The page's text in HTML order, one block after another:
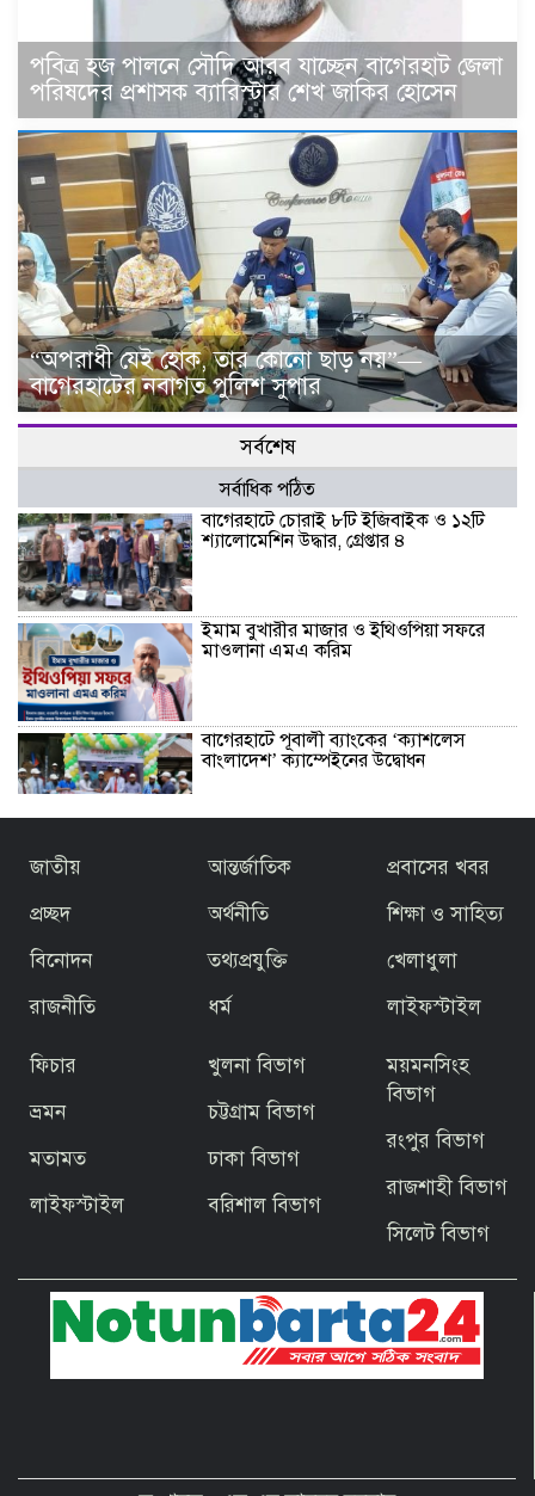
পবিত্র হজ পালনে সৌদি আরব যাচ্ছেন বাগেরহাট জেলা
পরিষদের প্রশাসক ব্যারিস্টার শেখ জাকির হোসেন
“অপরাধী যেই হোক, তার কোনো ছাড় নয়”—
বাগেরহাটের নবাগত পুলিশ সুপার
সর্বশেষ
সর্বাধিক পঠিত
বাগেরহাটে চোরাই ৮টি ইজিবাইক ও ১২টি
শ্যালোমেশিন উদ্ধার, গ্রেপ্তার ৪
ইমাম বুখারীর মাজার ও ইথিওপিয়া সফরে
মাওলানা এমএ করিম
বাগেরহাটে পূবালী ব্যাংকের ‘ক্যাশলেস
বাংলাদেশ’ ক্যাম্পেইনের উদ্বোধন
বাজেটকে সময়োপযোগী ও জনকল্যাণমুখী
আখ্যা দিলেন মাওলানা এম.এ. করিম ইবনে
তৃতীয় ধাপে ফ্যামিলি কার্ড বিতরণ কার্যক্রমের
উদ্বোধন প্রধানমন্ত্রীর
জিয়ার স্বাধীনতার ঘোষণার অভয়মন্ত্রে যুদ্ধে
বাগেরহাটের ফকিরহাটে শেষ মুহূর্তে ব্যস্ত সময়
পার করছেন কামারশিল্পীরা
দেশবাসীকে প্রধানমন্ত্রীর ঈদুল আজহার
শুভেচ্ছা
জাতীয়
প্রচ্ছদ
বিনোদন
রাজনীতি
আন্তর্জাতিক
অর্থনীতি
তথ্যপ্রযুক্তি
ধর্ম
প্রবাসের খবর
শিক্ষা ও সাহিত্য
খেলাধুলা
লাইফস্টাইল
ফিচার
ভ্রমন
মতামত
লাইফস্টাইল
খুলনা বিভাগ
চট্টগ্রাম বিভাগ
ঢাকা বিভাগ
বরিশাল বিভাগ
ময়মনসিংহ
বিভাগ
রংপুর বিভাগ
রাজশাহী বিভাগ
সিলেট বিভাগ